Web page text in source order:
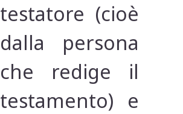
testatore (cioè
dalla persona
che redige il
testamento) e